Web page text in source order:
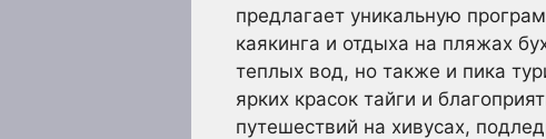
предлагает уникальную
каякинга и отдыха на пляжах
теплых вод, но также и пика
ярких красок тайги и
путешествий на хивусах,